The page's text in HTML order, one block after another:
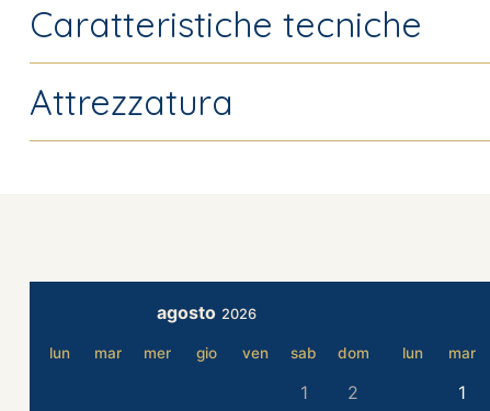
Caratteristiche tecniche
Attrezzatura
agosto 2026
lun mar mer gio ven sab dom
1 2
lun mar
1